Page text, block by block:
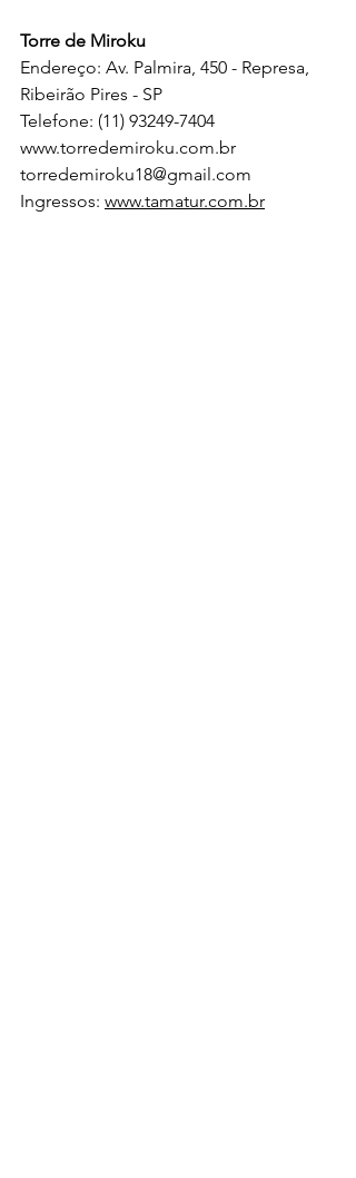
Torre de Miroku
Endereço: Av. Palmira, 450 - Represa,
Ribeirão Pires - SP
Telefone: (11) 93249-7404
www.torredemiroku.com.br
torredemiroku18@gmail.com
Ingressos: www.tamatur.com.br